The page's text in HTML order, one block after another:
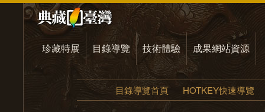
珍藏特展 目錄導覽 技術體驗 成果網站資源
目錄導覽首頁 HOTKEY快速導覽